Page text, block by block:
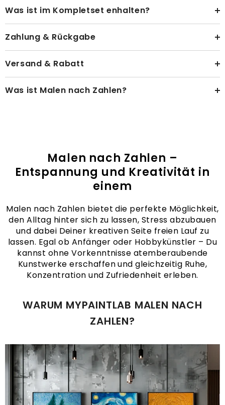
Was ist im Kompletset enhalten?
Zahlung & Rückgabe
Versand & Rabatt
Was ist Malen nach Zahlen?
Malen nach Zahlen –
Entspannung und Kreativität in
einem
Malen nach Zahlen bietet die perfekte Möglichkeit,
den Alltag hinter sich zu lassen, Stress abzubauen
und dabei Deiner kreativen Seite freien Lauf zu
lassen. Egal ob Anfänger oder Hobbykünstler – Du
kannst ohne Vorkenntnisse atemberaubende
Kunstwerke erschaffen und gleichzeitig Ruhe,
Konzentration und Zufriedenheit erleben.
WARUM MYPAINTLAB MALEN NACH
ZAHLEN?